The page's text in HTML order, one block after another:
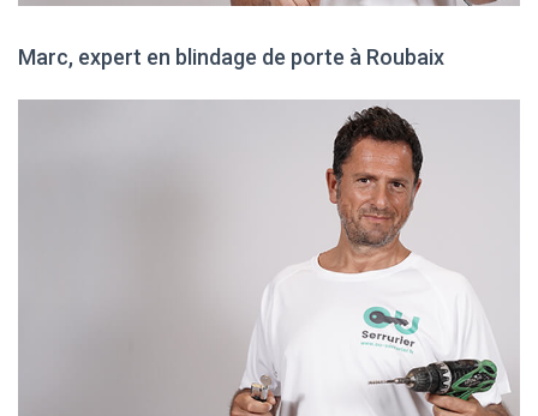
Marc, expert en blindage de porte à Roubaix